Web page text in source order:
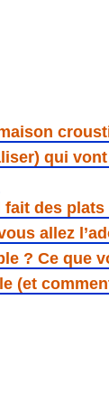
qui
fait des
allez
? Ce que
(et